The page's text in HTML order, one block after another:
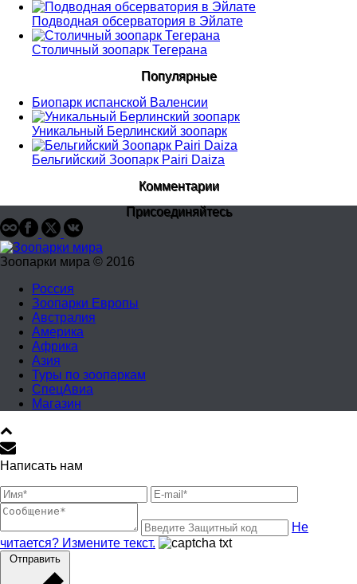
Подводная обсерватория в Эйлате
Столичный зоопарк Тегерана
Популярные
Биопарк испанской Валенсии
Уникальный Берлинский зоопарк
Бельгийский Зоопарк Pairi Daiza
Комментарии
Присоединяйтесь
Зоопарки мира © 2016
Россия
Зоопарки Европы
Австралия
Америка
Африка
Азия
Туры по зоопаркам
СпецАвиа
Магазин
Написать нам
Не
читается? Измените текст.
Отправить